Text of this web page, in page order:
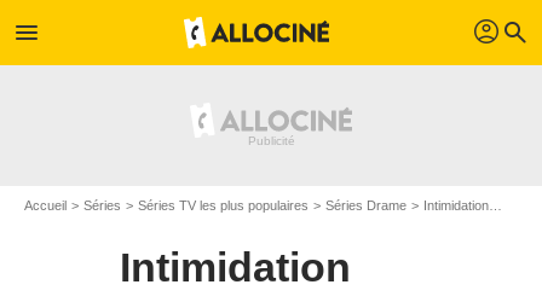
menu profil search
Accueil Séries Séries TV les plus populaires Séries Drame Intimidation
Intimidation